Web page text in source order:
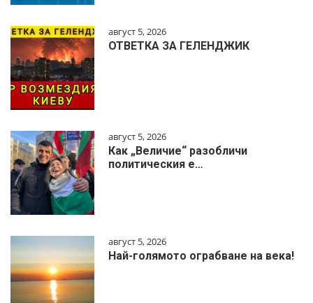
август 5, 2026
ОТВЕТКА ЗА ГЕЛЕНДЖИК
август 5, 2026
Как „Величие“ разобличи
политическия е…
август 5, 2026
Най-голямото ограбване на века!